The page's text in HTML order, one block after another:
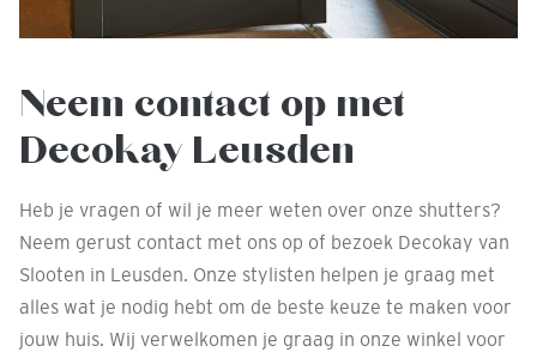
Neem contact op met
Decokay Leusden
Heb je vragen of wil je meer weten over onze shutters?
Neem gerust contact met ons op of bezoek Decokay van
Slooten in Leusden. Onze stylisten helpen je graag met
alles wat je nodig hebt om de beste keuze te maken voor
jouw huis. Wij verwelkomen je graag in onze winkel voor